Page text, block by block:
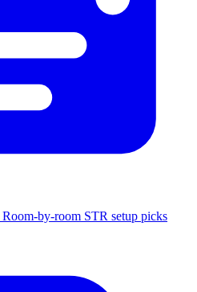
Room-by-room STR setup picks